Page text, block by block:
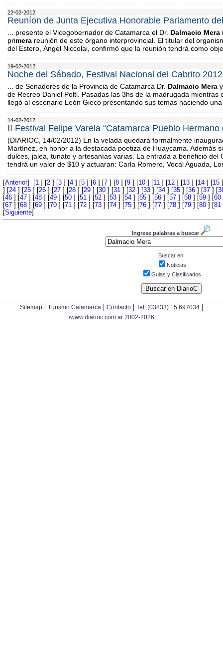
22-02-2012
Reuníon de Junta Ejecutiva Honorable Parlamento
... presente el Vicegobernador de Catamarca el Dr. Dalmacio Mera
primera reunión de este órgano interprovincial. El titular del
del Estero, Ángel Niccolai, confirmó que la reunión tendrá como
19-02-2012
Noche del Sábado, Festival Nacional del Cabrito
... de Senadores de la Provincia de Catamarca Dr. Dalmacio Mera
de Recreo Daniel Polti. Pasadas las 3hs de la madrugada mientras
llegó al escenario León Gieco presentando sus temas haciendo
14-02-2012
II Festival Felipe Varela “Catamarca Pueblo Hermano
(DIARIOC, 14/02/2012) En la velada quedará formalmente
Martínez, en honor a la destacada poetiza de Huaycama. Además
dulces, jalea, tunato y artesanías varias. La entrada a beneficio del
tendrá un valor de $10 y actuaran: Carla Romero, Vocal Aguada,
[Anterior] [1 ] [2 ] [3 ] [4 ] [5 ] [6 ] [7 ] [8 ] [9 ] [10 ] [11 ] [12 ] [13 ] [14 ] [15
] [24 ] [25 ] [26 ] [27 ] [28 ] [29 ] [30 ] [31 ] [32 ] [33 ] [34 ] [35 ] [36 ] [37 ] [
[46 ] [47 ] [48 ] [49 ] [50 ] [51 ] [52 ] [53 ] [54 ] [55 ] [56 ] [57 ] [58 ] [59 ] [60
[67 ] [68 ] [69 ] [70 ] [71 ] [72 ] [73 ] [74 ] [75 ] [76 ] [77 ] [78 ] [79 ] [80 ] [81
[Siguiente]
Ingrese palabras a buscar
Buscar en:
Noticias
Guias y Clasificados
Sitemap | Turismo Catamarca | Contacto | Tel. (03833) 15 697034 |
/www.diarioc.com.ar 2002-2026